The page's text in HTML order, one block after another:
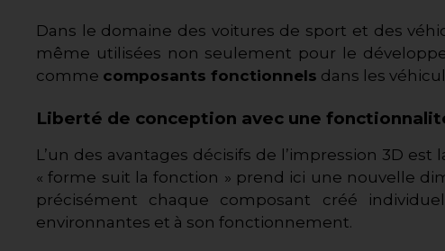
Dans le domaine des voitures de sport et des
même utilisées non seulement pour le
comme composants fonctionnels dans les
Liberté de conception avec une
L’un des avantages décisifs de l’impression 3D est
« forme suit la fonction » prend ici une nouvelle
précisément chaque composant créé
environnantes et à son fonctionnement.